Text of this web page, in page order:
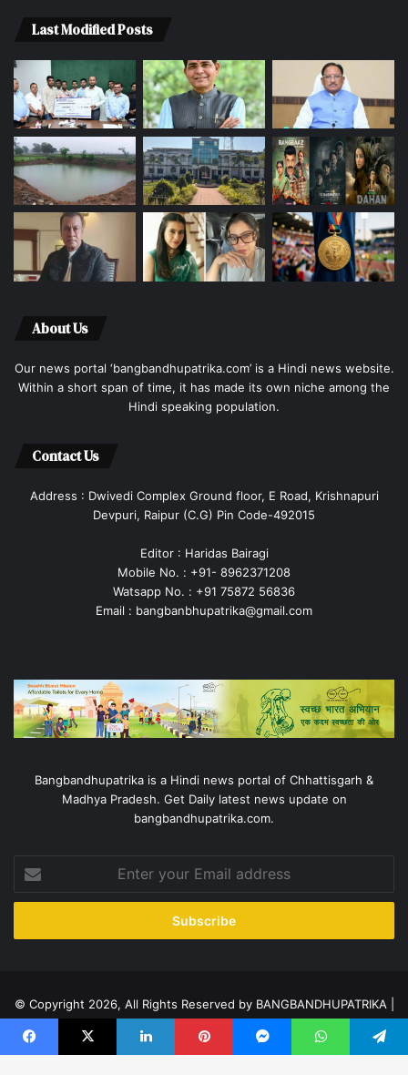
Last Modified Posts
About Us
Our news portal ‘bangbandhupatrika.com’ is a Hindi news website.
Within a short span of time, it has made its own niche among the
Hindi speaking population.
Contact Us
Address : Dwivedi Complex Ground floor, E Road, Krishnapuri
Devpuri, Raipur (C.G) Pin Code-492015
Editor : Haridas Bairagi
Mobile No. : +91- 8962371208
Watsapp No. : +91 75872 56836
Email : bangbanbhupatrika@gmail.com
Bangbandhupatrika is a Hindi news portal of Chhattisgarh &
Madhya Pradesh. Get Daily latest news update on
bangbandhupatrika.com.
your
Email
© Copyright 2026, All Rights Reserved by BANGBANDHUPATRIKA |
Proudly Designed by
Raj Soft Solution
FacebookX LinkedIn Pinterest MessengerWhatsAppTelegram